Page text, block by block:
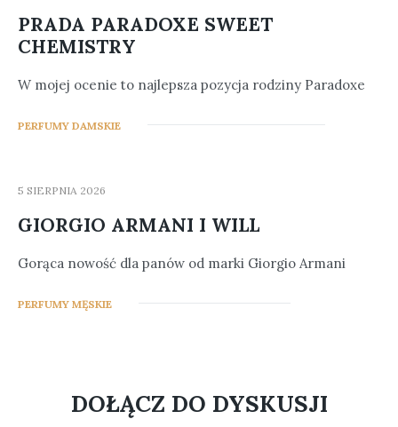
PRADA PARADOXE SWEET
CHEMISTRY
W mojej ocenie to najlepsza pozycja rodziny Paradoxe
PERFUMY DAMSKIE
5 SIERPNIA 2026
GIORGIO ARMANI I WILL
Gorąca nowość dla panów od marki Giorgio Armani
PERFUMY MĘSKIE
DOŁĄCZ DO DYSKUSJI